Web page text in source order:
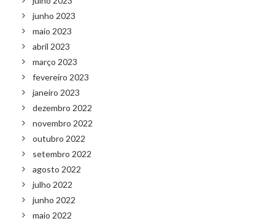
junho 2023
maio 2023
abril 2023
março 2023
fevereiro 2023
janeiro 2023
dezembro 2022
novembro 2022
outubro 2022
setembro 2022
agosto 2022
julho 2022
junho 2022
maio 2022